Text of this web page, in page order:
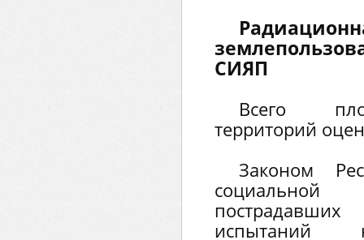
СИЯП
Всего
территорий
Законом
испытаний